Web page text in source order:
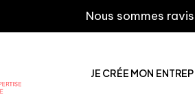
Nous sommes ravis
JE CRÉE MON